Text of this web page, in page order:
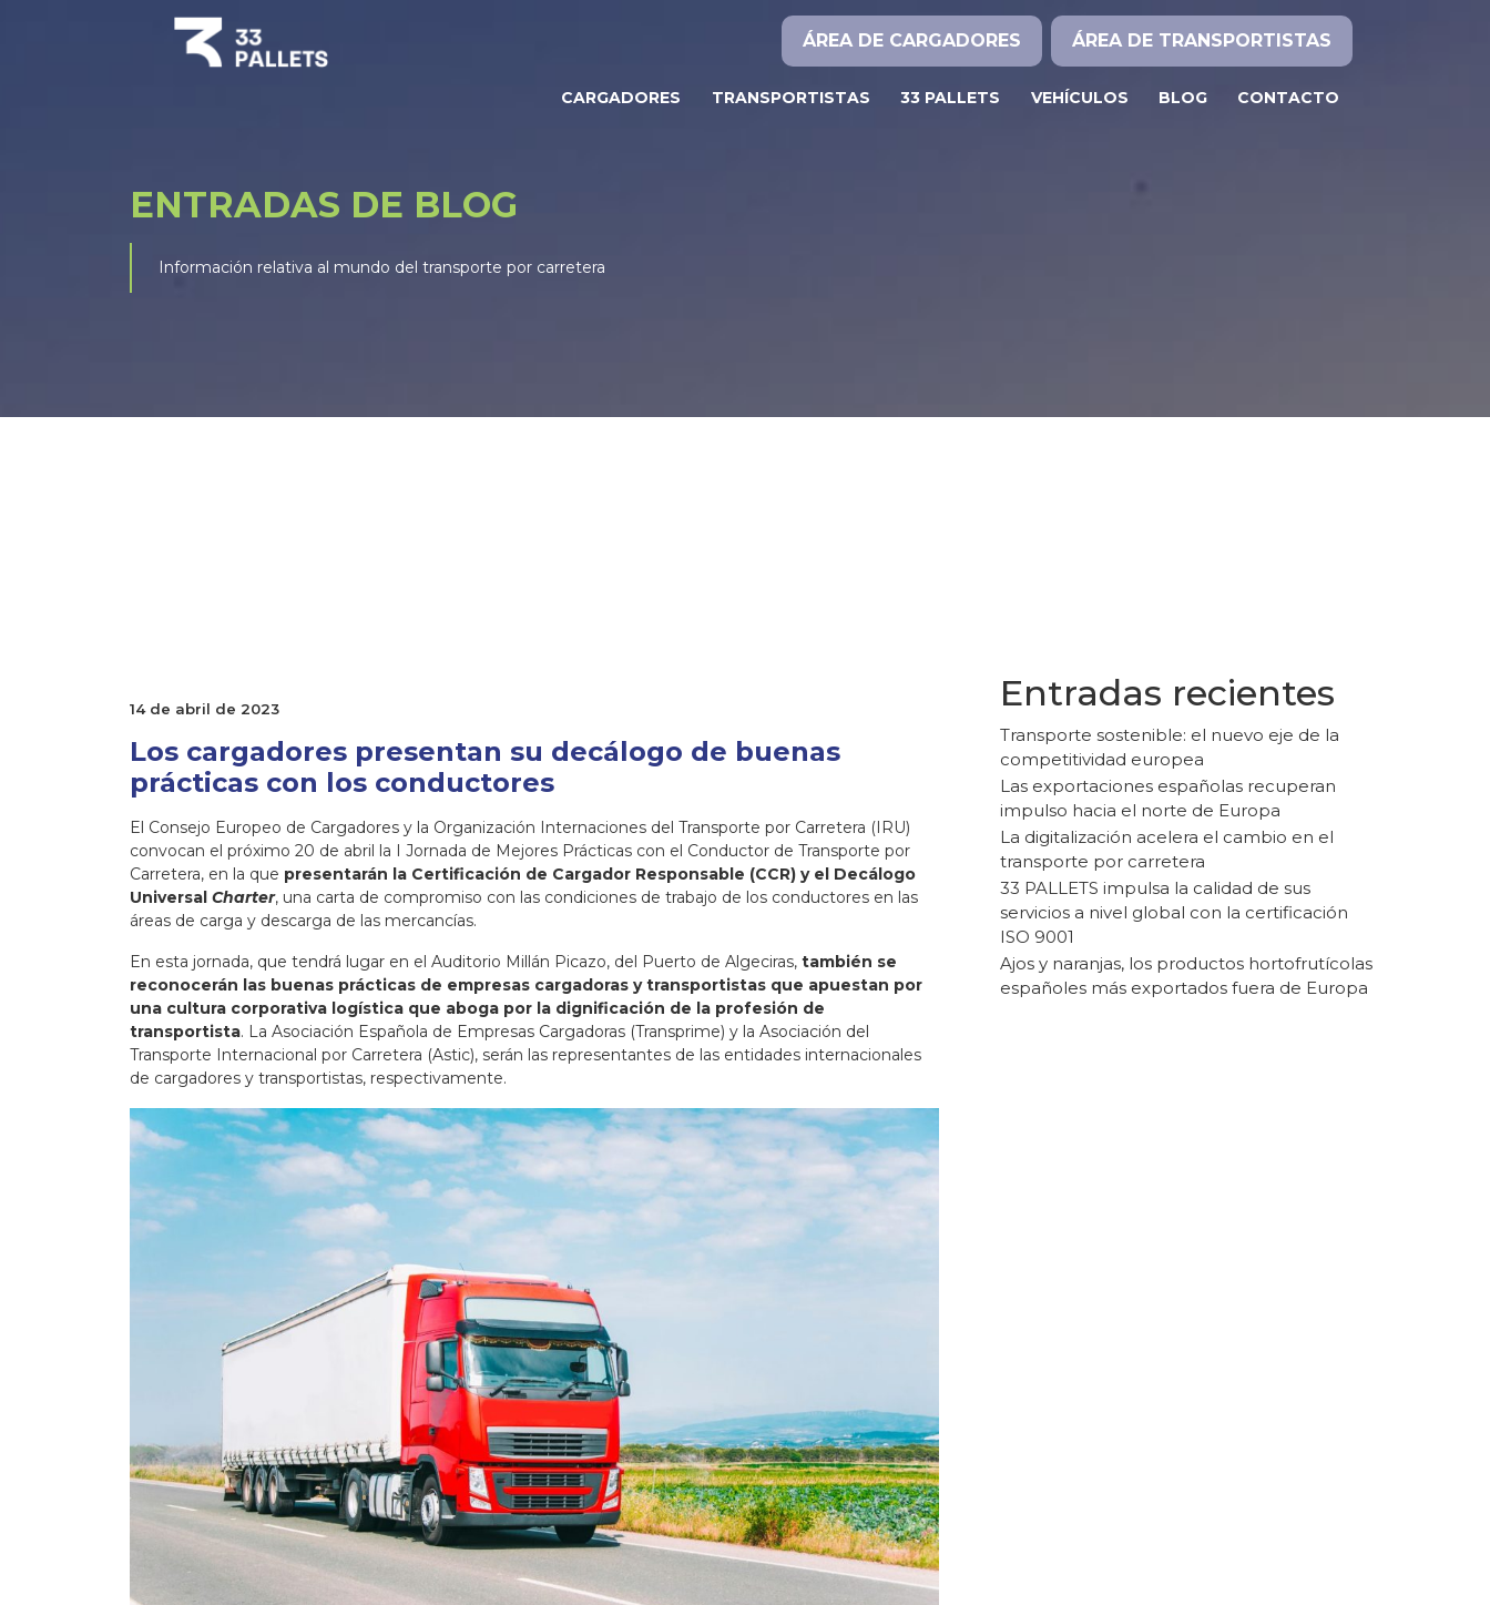
ÁREA DE CARGADORES ÁREA DE TRANSPORTISTAS
CARGADORES TRANSPORTISTAS 33 PALLETS VEHÍCULOS BLOG CONTACTO
ENTRADAS DE BLOG
Información relativa al mundo del transporte por carretera
14 de abril de 2023
Los cargadores presentan su decálogo de buenas
prácticas con los conductores
El Consejo Europeo de Cargadores y la Organización Internaciones del Transporte por Carretera (IRU)
convocan el próximo 20 de abril la I Jornada de Mejores Prácticas con el Conductor de Transporte por
Carretera, en la que presentarán la Certificación de Cargador Responsable (CCR) y el Decálogo
Universal Charter, una carta de compromiso con las condiciones de trabajo de los conductores en las
áreas de carga y descarga de las mercancías.
En esta jornada, que tendrá lugar en el Auditorio Millán Picazo, del Puerto de Algeciras, también se
reconocerán las buenas prácticas de empresas cargadoras y transportistas que apuestan por
una cultura corporativa logística que aboga por la dignificación de la profesión de
transportista. La Asociación Española de Empresas Cargadoras (Transprime) y la Asociación del
Transporte Internacional por Carretera (Astic), serán las representantes de las entidades internacionales
de cargadores y transportistas, respectivamente.
Entradas recientes
Transporte sostenible: el nuevo eje de la
competitividad europea
Las exportaciones españolas recuperan
impulso hacia el norte de Europa
La digitalización acelera el cambio en el
transporte por carretera
33 PALLETS impulsa la calidad de sus
servicios a nivel global con la certificación
ISO 9001
Ajos y naranjas, los productos hortofrutícolas
españoles más exportados fuera de Europa